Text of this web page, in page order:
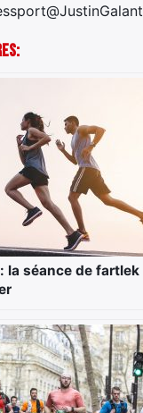
la séance de fartlek